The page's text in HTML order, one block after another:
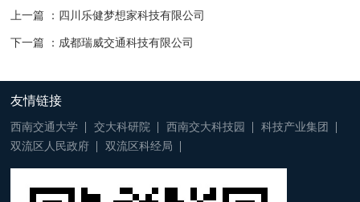
上一篇 ：四川乐健梦想家科技有限公司
下一篇 ：成都瑞威交通科技有限公司
友情链接
西南交通大学 交大科研院 西南交大科技园
科技产业集团
双流区人民政府
双流区科经局